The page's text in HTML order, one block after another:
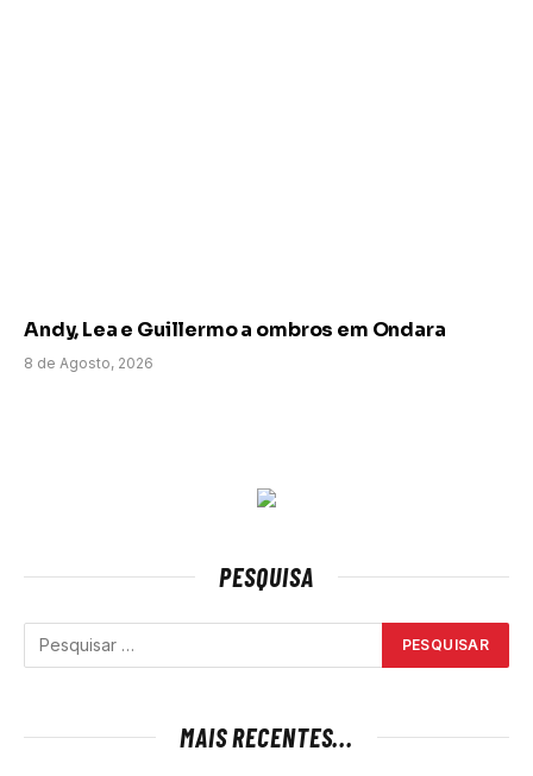
Andy, Lea e Guillermo a ombros em Ondara
8 de Agosto, 2026
PESQUISA
MAIS RECENTES...